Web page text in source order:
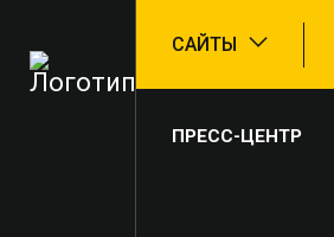
САЙТЫ
ПРЕСС-ЦЕНТР